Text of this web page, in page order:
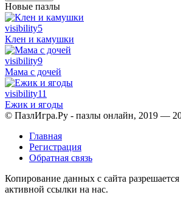
Новые пазлы
visibility5
Клен и камушки
visibility9
Мама с дочей
visibility11
Ежик и ягоды
© ПазлИгра.Ру - пазлы онлайн, 2019 —
Главная
Регистрация
Обратная связь
Копирование данных с сайта разрешается
активной ссылки на нас.